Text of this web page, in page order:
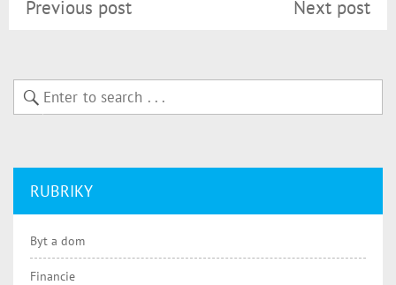
Next post
Previous post
RUBRIKY
Byt a dom
Financie